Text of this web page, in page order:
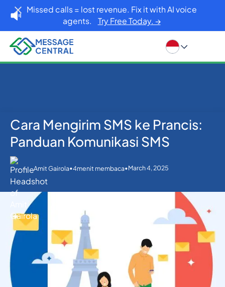
Missed calls = lost revenue. Fix it with AI voice
agents. Try Free Today. →
Rumah Blog
Lainnya
Cara Mengirim SMS ke Prancis: Panduan Komunikasi
SMS
Cara Mengirim SMS ke Prancis:
Panduan Komunikasi SMS
Amit Gairola•4menit membaca•March 4, 2025